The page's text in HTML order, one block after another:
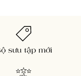
sưu tập mới